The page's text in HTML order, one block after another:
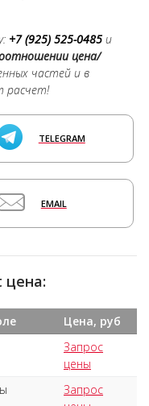
+7 (925) 525-0485 и
цена/
частей и в
расчет!
TELEGRAM
EMAIL
цена:
Цена, руб
Запрос
цены
Запрос